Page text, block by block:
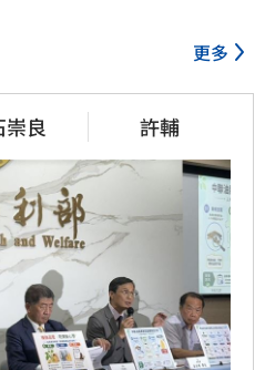
更多
崇良 許輔